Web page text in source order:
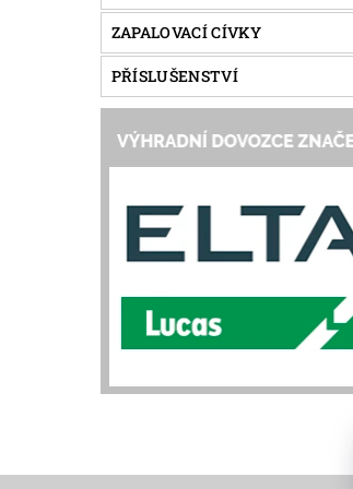
ZAPALOVACÍ CÍVKY
PŘÍSLUŠENSTVÍ